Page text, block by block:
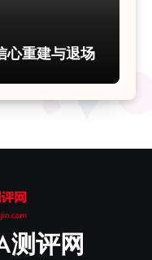
心重建与退场
测评网